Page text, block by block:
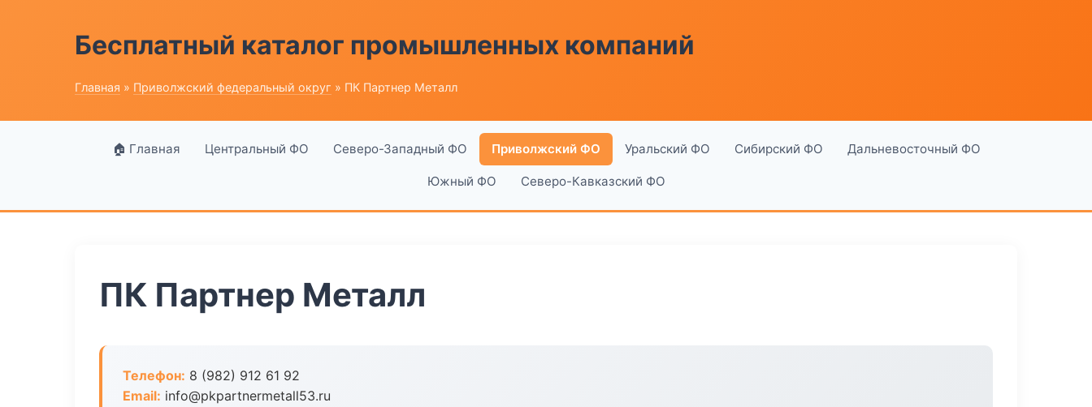
Бесплатный каталог промышленных компаний
Главная » Приволжский федеральный округ » ПК Партнер Металл
🏠 Главная Центральный ФО Северо-Западный ФО Приволжский ФО Уральский ФО Сибирский ФО Дальневосточный ФО
Южный ФО Северо-Кавказский ФО
ПК Партнер Металл
Телефон: 8 (982) 912 61 92
Email: info@pkpartnermetall53.ru